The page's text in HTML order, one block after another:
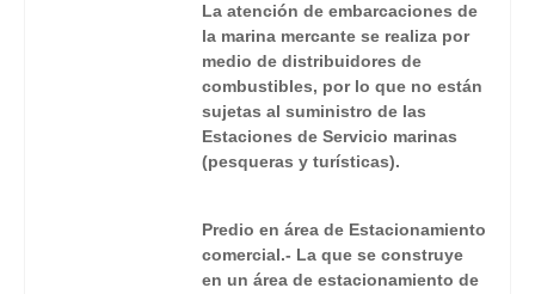
La atención de embarcaciones de
la marina mercante se realiza por
medio de distribuidores de
combustibles, por lo que no están
sujetas al suministro de las
Estaciones de Servicio marinas
(pesqueras y turísticas).
Predio en área de Estacionamiento
comercial.- La que se construye
en un área de estacionamiento de